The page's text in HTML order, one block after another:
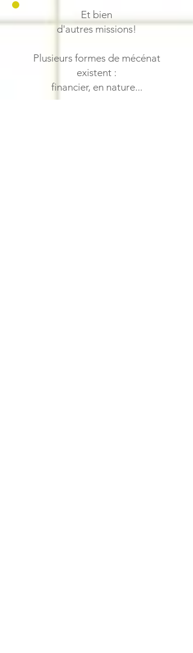
Et bien
d'autres missions!
Plusieurs formes de mécénat
existent :
financier, en nature...